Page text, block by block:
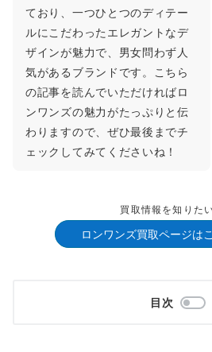
ており、一つひとつのディテー
ルにこだわったエレガントなデ
ザインが魅力で、男女問わず人
気があるブランドです。こちら
の記事を読んでいただければロ
ンワンズの魅力がたっぷりと伝
わりますので、ぜひ最後までチ
ェックしてみてくださいね！
買取情報を知りた
ロンワンズ買取ページは
目次